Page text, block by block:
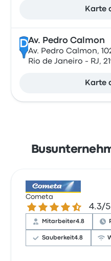
Karte
DAv. Pedro Calmon
Av. Pedro Calmon,
Rio de Janeiro - RJ,
Karte
Cometa
4.3 von 5 Sternen4.3/5
Mitarbeiter4.8
Sauberkeit4.8